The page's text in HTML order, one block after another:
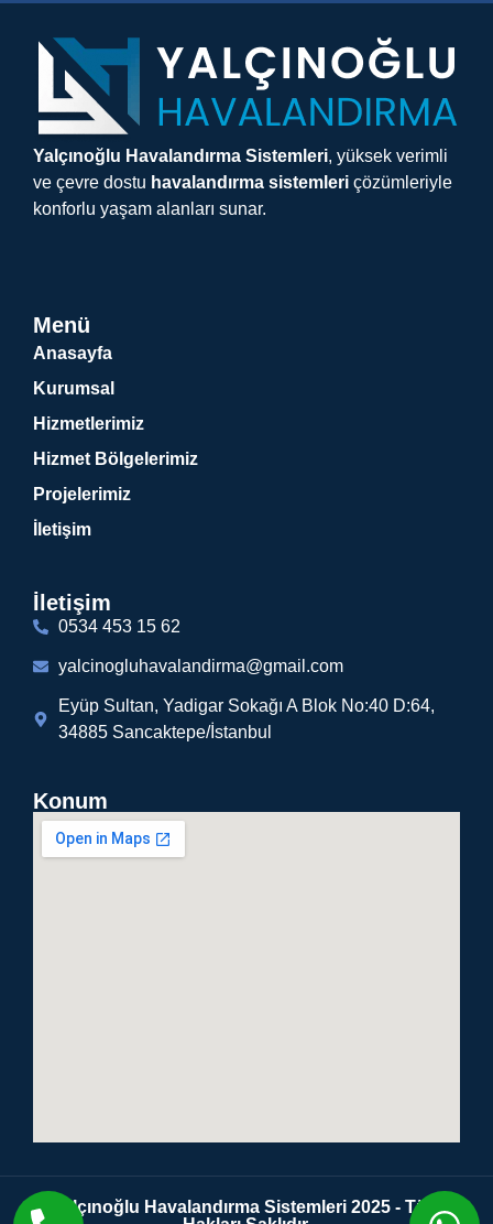
Yalçınoğlu Havalandırma Sistemleri, yüksek verimli
ve çevre dostu havalandırma sistemleri çözümleriyle
konforlu yaşam alanları sunar.
Menü
Anasayfa
Kurumsal
Hizmetlerimiz
Hizmet Bölgelerimiz
Projelerimiz
İletişim
İletişim
0534 453 15 62
yalcinogluhavalandirma@gmail.com
Eyüp Sultan, Yadigar Sokağı A Blok No:40 D:64,
34885 Sancaktepe/İstanbul
Konum
Yalçınoğlu Havalandırma Sistemleri 2025 - Tüm